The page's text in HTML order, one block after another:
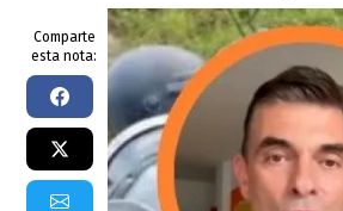
Comparte
esta nota: